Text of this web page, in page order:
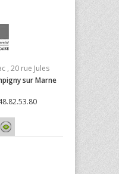
, 20 rue Jules
sur Marne